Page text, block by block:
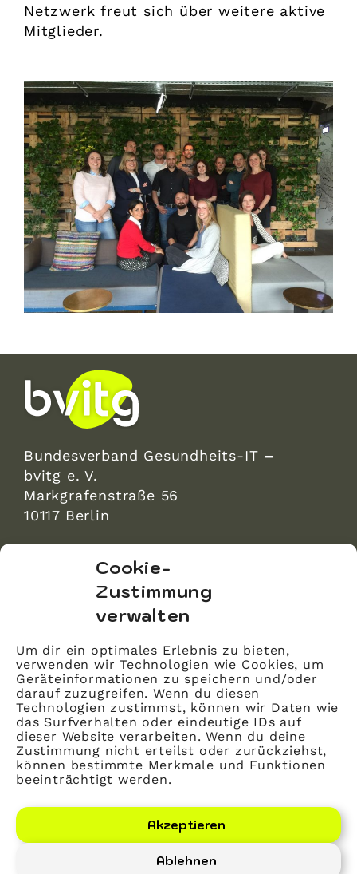
Cookie-
Zustimmung
verwalten
Um dir ein optimales Erlebnis zu bieten,
verwenden wir Technologien wie Cookies, um
Geräteinformationen zu speichern und/oder
darauf zuzugreifen. Wenn du diesen
Technologien zustimmst, können wir Daten wie
das Surfverhalten oder eindeutige IDs auf
dieser Website verarbeiten. Wenn du deine
Zustimmung nicht erteilst oder zurückziehst,
können bestimmte Merkmale und Funktionen
beeinträchtigt werden.
Akzeptieren
Ablehnen
Netzwerk freut sich über weitere aktive
Mitglieder.
Bundesverband Gesundheits-IT –
bvitg e. V.
Markgrafenstraße 56
10117 Berlin
Markgrafenstraße 56
10117 Berlin
Impressum
Kontakt
Datenschutz
Mitglied werden
LinkedIn
YouTube
Bundesverband Gesundheits-IT – bvitg e. V.